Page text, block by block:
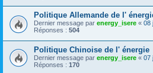
Politique Allemande de l'
Dernier message par energy_isere « 08
Réponses : 504
Politique Chinoise de l' énergie
Dernier message par energy_isere « 07
Réponses : 170